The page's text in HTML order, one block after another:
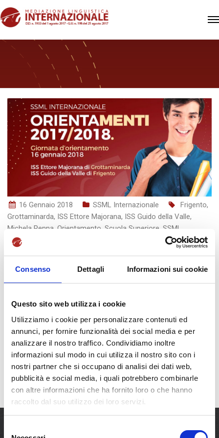
Consenso Dettagli Informazioni sui cookie
Questo sito web utilizza i cookie
Utilizziamo i cookie per personalizzare contenuti ed
annunci, per fornire funzionalità dei social media e per
analizzare il nostro traffico. Condividiamo inoltre
informazioni sul modo in cui utilizza il nostro sito con i
nostri partner che si occupano di analisi dei dati web,
pubblicità e social media, i quali potrebbero combinarle
con altre informazioni che ha fornito loro o che hanno
raccolto dal suo utilizzo dei loro servizi.
16 Gennaio 2018 SSML Internazionale Frigento,
Grottaminarda, ISS Ettore Majorana, ISS Guido della Valle,
Michela Renna Orientamento Scuola Superiore SSML
Internazionale
OrientaMENTI 2017/2018: ISS
della Provincia d’Avellino
READ MORE